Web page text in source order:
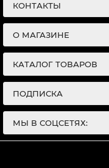
КОНТАКТЫ
О МАГАЗИНЕ
КАТАЛОГ ТОВАРОВ
ПОДПИСКА
МЫ В СОЦСЕТЯХ: